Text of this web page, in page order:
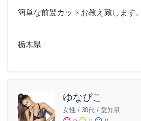
簡単な前髪カットお教え致します。
栃木県
ゆなぴこ
女性 / 30代 / 愛知県